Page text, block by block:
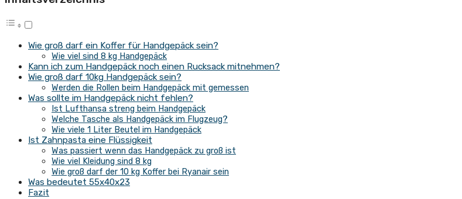
Wie groß darf ein Koffer für Handgepäck sein?
Wie viel sind 8 kg Handgepäck
Kann ich zum Handgepäck noch einen Rucksack mitnehmen?
Wie groß darf 10kg Handgepäck sein?
Werden die Rollen beim Handgepäck mit gemessen
Was sollte im Handgepäck nicht fehlen?
Ist Lufthansa streng beim Handgepäck
Welche Tasche als Handgepäck im Flugzeug?
Wie viele 1 Liter Beutel im Handgepäck
Ist Zahnpasta eine Flüssigkeit
Was passiert wenn das Handgepäck zu groß ist
Wie viel Kleidung sind 8 kg
Wie groß darf der 10 kg Koffer bei Ryanair sein
Was bedeutet 55x40x23
Fazit